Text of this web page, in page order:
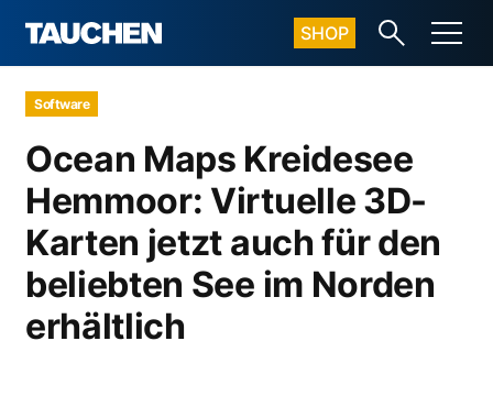
SHOP
Software
Ocean Maps Kreidesee
Hemmoor: Virtuelle 3D-
Karten jetzt auch für den
beliebten See im Norden
erhältlich